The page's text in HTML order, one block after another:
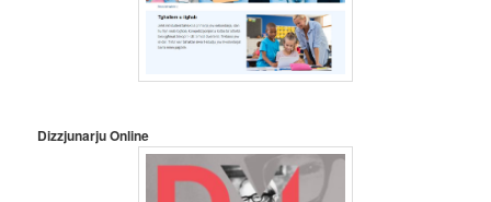
Dizzjunarju Online